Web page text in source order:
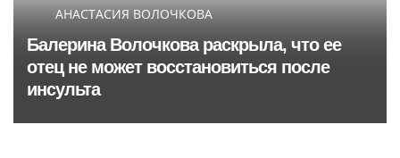
АНАСТАСИЯ ВОЛОЧКОВА
Балерина Волочкова раскрыла, что ее
отец не может восстановиться после
инсульта